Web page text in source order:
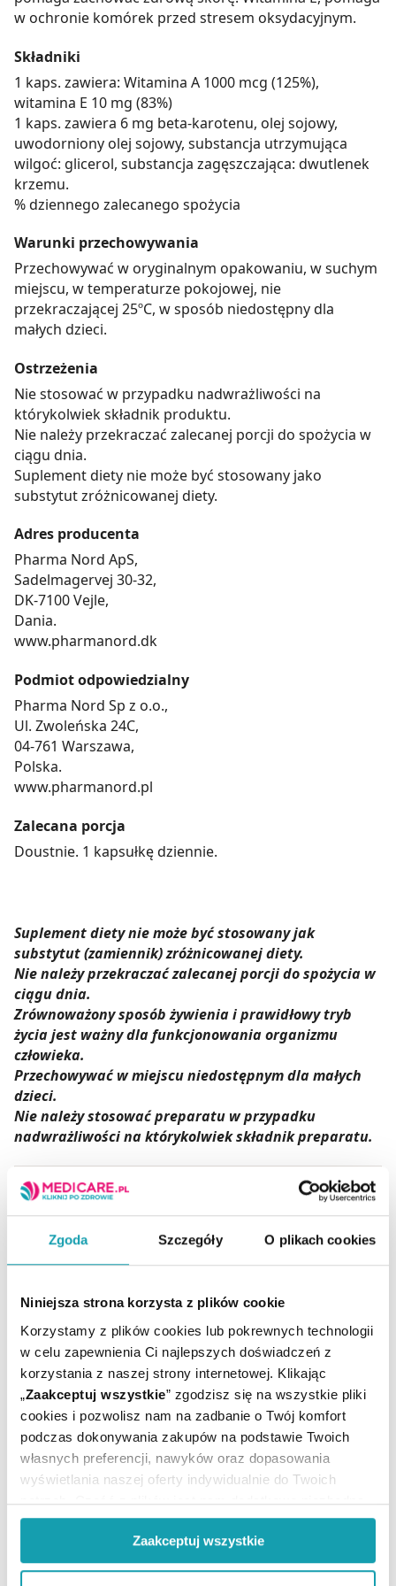
Zgoda Szczegóły O plikach cookies
Niniejsza strona korzysta z plików cookie
Korzystamy z plików cookies lub pokrewnych technologii
w celu zapewnienia Ci najlepszych doświadczeń z
korzystania z naszej strony internetowej. Klikając
„Zaakceptuj wszystkie” zgodzisz się na wszystkie pliki
cookies i pozwolisz nam na zadbanie o Twój komfort
podczas dokonywania zakupów na podstawie Twoich
własnych preferencji, nawyków oraz dopasowania
wyświetlania naszej oferty indywidualnie do Twoich
potrzeb. Część z plików jest nam dodatkowo niezbędna
do prawidłowego działania Portalu oraz jego
funkcjonalności. W zależności od funkcji, dane o tym jak
korzystasz z naszej witryny będą również przekazywane
Zaakceptuj wszystkie
w ochronie komórek przed stresem oksydacyjnym.
Składniki
1 kaps. zawiera: Witamina A 1000 mcg (125%),
witamina E 10 mg (83%)
1 kaps. zawiera 6 mg beta-karotenu, olej sojowy,
uwodorniony olej sojowy, substancja utrzymująca
wilgoć: glicerol, substancja zagęszczająca: dwutlenek
krzemu.
% dziennego zalecanego spożycia
Warunki przechowywania
Przechowywać w oryginalnym opakowaniu, w suchym
miejscu, w temperaturze pokojowej, nie
przekraczającej 25ºC, w sposób niedostępny dla
małych dzieci.
Ostrzeżenia
Nie stosować w przypadku nadwrażliwości na
którykolwiek składnik produktu.
Nie należy przekraczać zalecanej porcji do spożycia w
ciągu dnia.
Suplement diety nie może być stosowany jako
substytut zróżnicowanej diety.
Adres producenta
Pharma Nord ApS,
Sadelmagervej 30-32,
DK-7100 Vejle,
Dania.
www.pharmanord.dk
Podmiot odpowiedzialny
Pharma Nord Sp z o.o.,
Ul. Zwoleńska 24C,
04-761 Warszawa,
Polska.
www.pharmanord.pl
Zalecana porcja
Doustnie. 1 kapsułkę dziennie.
Suplement diety nie może być stosowany jak
substytut (zamiennik) zróżnicowanej diety.
Nie należy przekraczać zalecanej porcji do spożycia w
ciągu dnia.
Zrównoważony sposób żywienia i prawidłowy tryb
życia jest ważny dla funkcjonowania organizmu
człowieka.
Przechowywać w miejscu niedostępnym dla małych
dzieci.
Nie należy stosować preparatu w przypadku
nadwrażliwości na którykolwiek składnik preparatu.
Postać:
Producent / Podmiot
odpowiedzialny:
pokojowa
ARTYKUŁY
MOŻE CI SIĘ PRZYDAĆ